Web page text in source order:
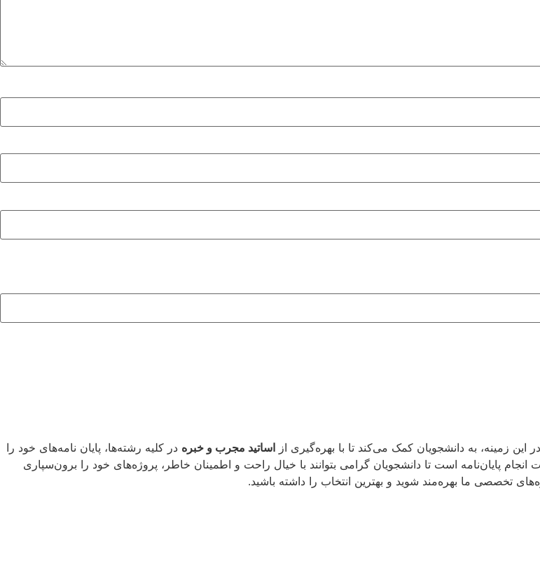
اساتید مجرب و خبره در کلیه رشته‌ها، پایان نامه‌های خود را
پایان‌نامه است تا دانشجویان گرامی بتوانند با خیال راحت و اطمینان خاطر، پروژه‌های خود را برون‌سپاری
تخصصی ما بهره‌مند شوید و بهترین انتخاب را داشته باشید.